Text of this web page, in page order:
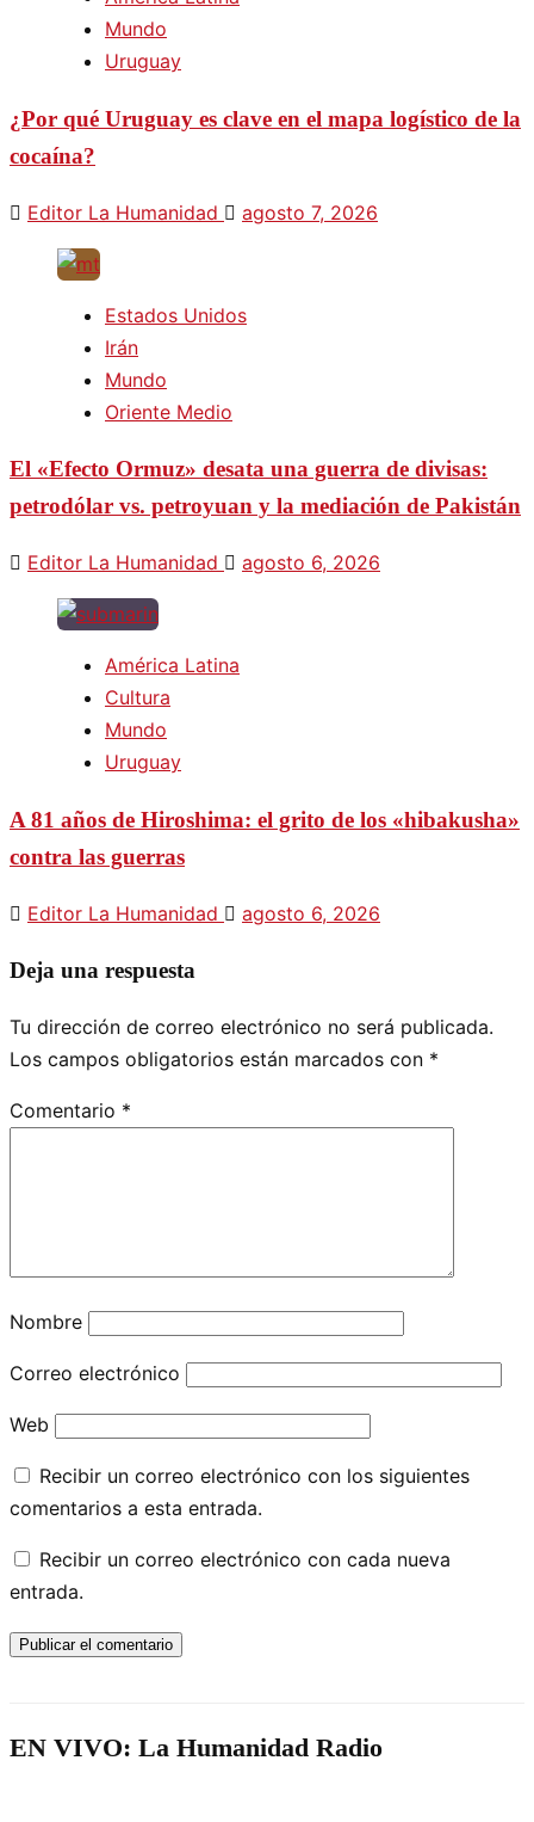
Mundo
Uruguay
¿Por qué Uruguay es clave en el mapa logístico de la
cocaína?
Editor La Humanidad agosto 7, 2026
Estados Unidos
Irán
Mundo
Oriente Medio
El «Efecto Ormuz» desata una guerra de divisas:
petrodólar vs. petroyuan y la mediación de Pakistán
Editor La Humanidad agosto 6, 2026
América Latina
Cultura
Mundo
Uruguay
A 81 años de Hiroshima: el grito de los «hibakusha»
contra las guerras
Editor La Humanidad agosto 6, 2026
Deja una respuesta
Tu dirección de correo electrónico no será publicada.
Los campos obligatorios están marcados con *
Comentario *
Nombre
Correo electrónico
Web
Recibir un correo electrónico con los siguientes
comentarios a esta entrada.
Recibir un correo electrónico con cada nueva
entrada.
EN VIVO: La Humanidad Radio